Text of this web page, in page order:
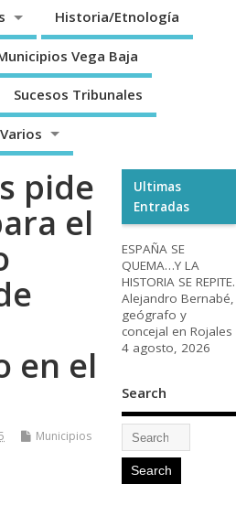
Historia/Etnología
Vega Baja
Sucesos Tribunales
Varios
pide
el
en el
Municipios
Ultimas
Entradas
ESPAÑA SE
QUEMA…Y LA
HISTORIA SE REPITE.
Alejandro Bernabé,
geógrafo y
concejal en Rojales
4 agosto, 2026
Search